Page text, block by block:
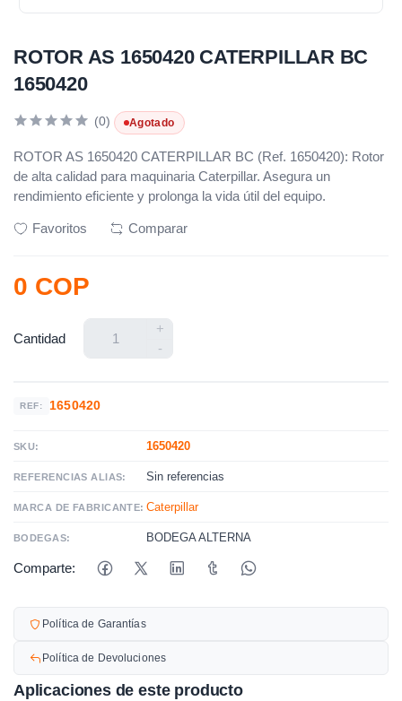
ROTOR AS 1650420 CATERPILLAR BC
1650420
(0) Agotado
ROTOR AS 1650420 CATERPILLAR BC (Ref. 1650420): Rotor
de alta calidad para maquinaria Caterpillar. Asegura un
rendimiento eficiente y prolonga la vida útil del equipo.
Favoritos Comparar
0 COP
Cantidad
+
-
REF: 1650420
SKU: 1650420
REFERENCIAS ALIAS: Sin referencias
MARCA DE FABRICANTE: Caterpillar
BODEGAS: BODEGA ALTERNA
Comparte:
Política de Garantías
Política de Devoluciones
Aplicaciones de este producto